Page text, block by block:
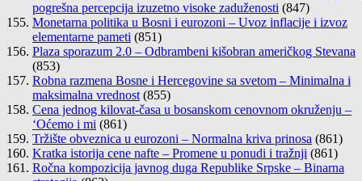
pogrešna percepcija izuzetno visoke zaduženosti (847)
Monetarna politika u Bosni i eurozoni – Uvoz inflacije i izvoz
elementarne pameti (851)
Plaza sporazum 2.0 – Odbrambeni kišobran američkog Stevana
(853)
Robna razmena Bosne i Hercegovine sa svetom – Minimalna i
maksimalna vrednost (855)
Cena jednog kilovat-časa u bosanskom cenovnom okruženju –
‘Oćemo i mi (861)
Tržište obveznica u eurozoni – Normalna kriva prinosa (861)
Kratka istorija cene nafte – Promene u ponudi i tražnji (861)
Ročna kompozicija javnog duga Republike Srpske – Binarna